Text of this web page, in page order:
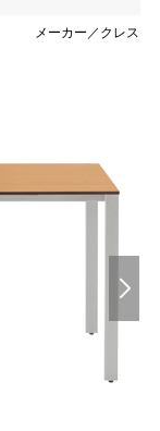
メーカー／クレス